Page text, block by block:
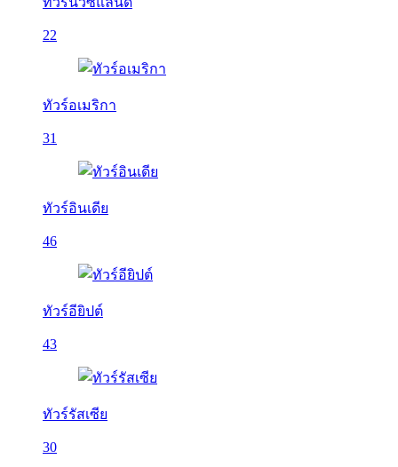
22
ทัวร์อเมริกา
31
ทัวร์อินเดีย
46
ทัวร์อียิปต์
43
ทัวร์รัสเซีย
30